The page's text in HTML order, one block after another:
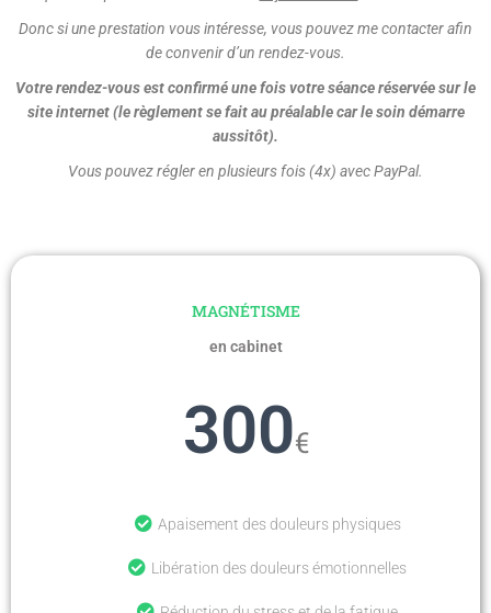
Donc si une prestation vousintéresse, vous pouvez me contacter afin
de convenir d’un rendez-vous.
Votre rendez-vous est confirméune fois votre séance réservée sur le
site internet (le règlement se fait au préalable car le soin démarre
aussitôt).
Vous pouvez régler en plusieurs fois (4x) avec PayPal.
MAGNÉTISME
en cabinet
300€
Apaisement des douleurs physiques
Libération des douleurs émotionnelles